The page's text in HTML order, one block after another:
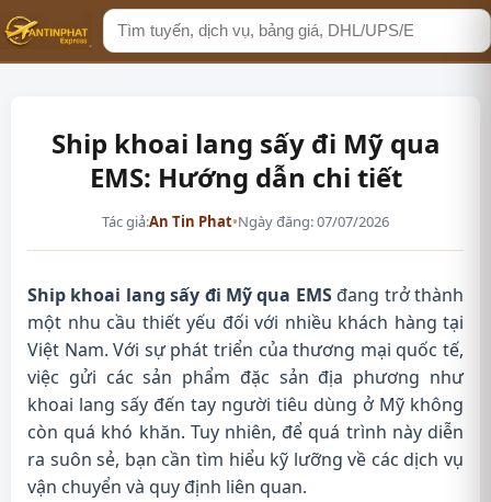
Tìm
kiếm
Ship khoai lang sấy đi Mỹ qua
EMS: Hướng dẫn chi tiết
Tác giả:An Tin Phat•Ngày đăng: 07/07/2026
Ship khoai lang sấy đi Mỹ qua EMSđang trở thành
một nhu cầu thiết yếu đối với nhiều khách hàng tại
Việt Nam. Với sự phát triển của thương mại quốc tế,
việc gửi các sản phẩm đặc sản địa phương như
khoai lang sấy đến tay người tiêu dùng ở Mỹ không
còn quá khó khăn. Tuy nhiên, để quá trình này diễn
ra suôn sẻ, bạn cần tìm hiểu kỹ lưỡng về các dịch vụ
vận chuyển và quy định liên quan.